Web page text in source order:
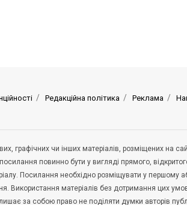
Редакційна політика Реклама
графічних чи інших матеріалів, розміщених на
повинно бути у вигляді прямого,
Посилання необхідно розміщувати у першому
Використання матеріалів без дотримання цих
за собою право не поділяти думки авторів